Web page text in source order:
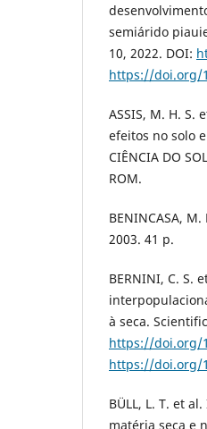
semiárido
10, 2022. DOI:
https://doi.org/
ASSIS, M. H.
efeitos no solo e
CIÊNCIA DO
ROM.
BENINCASA,
2003. 41 p.
BERNINI, C. S.
à seca.
https://doi.org/
https://doi.org/
BÜLL, L. T. et
matéria seca e